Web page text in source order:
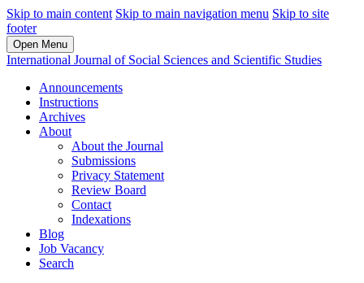
Skip to main content Skip to main navigation menu Skip to site
footer
Open Menu
International Journal of Social Sciences and Scientific Studies
Announcements
Instructions
Archives
About
About the Journal
Submissions
Privacy Statement
Review Board
Contact
Indexations
Blog
Job Vacancy
Search